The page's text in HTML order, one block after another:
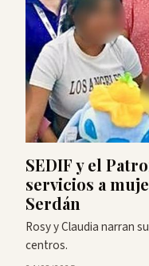
SEDIF y el
servicios a
Serdán
Rosy y Claudia narran
centros.